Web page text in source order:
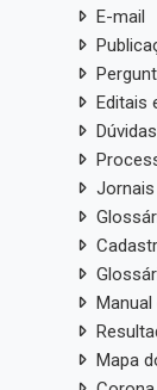
E-mail
Editais
Manual
Mapa